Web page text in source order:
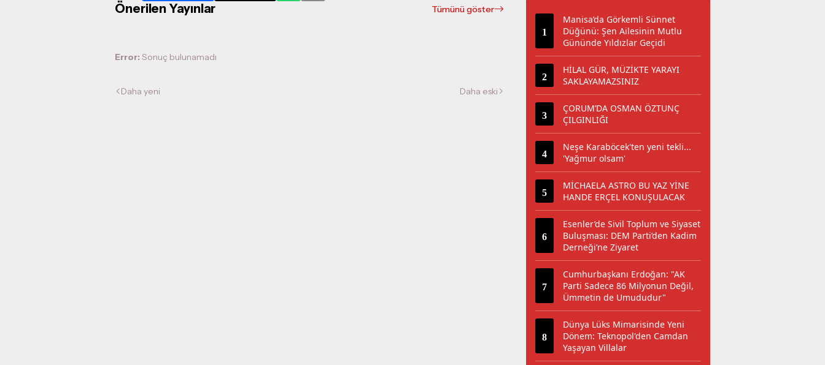
Önerilen Yayınlar Tümünü göster
Error: Sonuç bulunamadı
Daha yeni Daha eski
TARİHİNDE
DİNLEYİCİYLE
BULUŞUYOR
Manisa’da Görkemli Sünnet
Düğünü: Şen Ailesinin Mutlu
Gününde Yıldızlar Geçidi
HİLAL GÜR, MÜZİKTE YARAYI
SAKLAYAMAZSINIZ
ÇORUM’DA OSMAN ÖZTUNÇ
ÇILGINLIĞI
Neşe Karaböcek'ten yeni tekli...
'Yağmur olsam'
MİCHAELA ASTRO BU YAZ YİNE
HANDE ERÇEL KONUŞULACAK
Esenler’de Sivil Toplum ve Siyaset
Buluşması: DEM Parti’den Kadim
Derneği’ne Ziyaret
Cumhurbaşkanı Erdoğan: "AK
Parti Sadece 86 Milyonun Değil,
Ümmetin de Umududur"
Dünya Lüks Mimarisinde Yeni
Dönem: Teknopol'den Camdan
Yaşayan Villalar